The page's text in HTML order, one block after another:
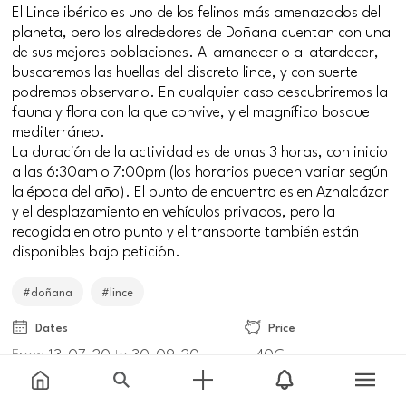
El Lince ibérico es uno de los felinos más amenazados del
planeta, pero los alrededores de Doñana cuentan con una
de sus mejores poblaciones. Al amanecer o al atardecer,
buscaremos las huellas del discreto lince, y con suerte
podremos observarlo. En cualquier caso descubriremos la
fauna y flora con la que convive, y el magnífico bosque
mediterráneo.
La duración de la actividad es de unas 3 horas, con inicio
a las 6:30am o 7:00pm (los horarios pueden variar según
la época del año). El punto de encuentro es en Aznalcázar
y el desplazamiento en vehículos privados, pero la
recogida en otro punto y el transporte también están
disponibles bajo petición.
#doñana #lince
Dates
From 13-07-20to 30-09-20
Price
40€
Meeting point